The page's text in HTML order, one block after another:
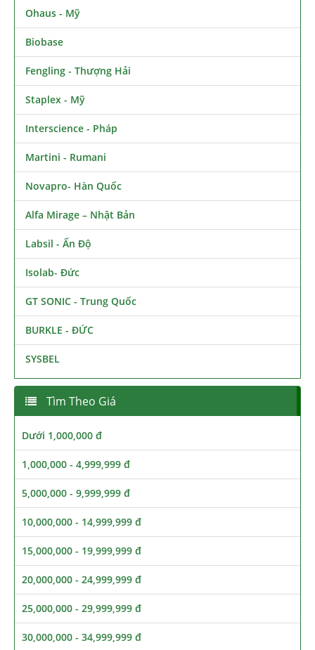
Ohaus - Mỹ
Biobase
Fengling - Thượng Hải
Staplex - Mỹ
Interscience - Pháp
Martini - Rumani
Novapro- Hàn Quốc
Alfa Mirage – Nhật Bản
Labsil - Ấn Độ
Isolab- Đức
GT SONIC - Trung Quốc
BURKLE - ĐỨC
SYSBEL
Tìm Theo Giá
Dưới 1,000,000 đ
1,000,000 - 4,999,999 đ
5,000,000 - 9,999,999 đ
10,000,000 - 14,999,999 đ
15,000,000 - 19,999,999 đ
20,000,000 - 24,999,999 đ
25,000,000 - 29,999,999 đ
30,000,000 - 34,999,999 đ